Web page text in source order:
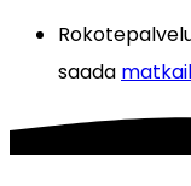
saada